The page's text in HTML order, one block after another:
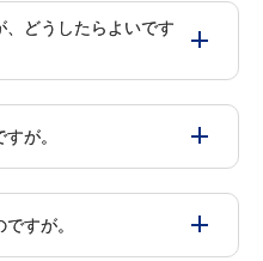
、どうしたらよいです
が。
すが。